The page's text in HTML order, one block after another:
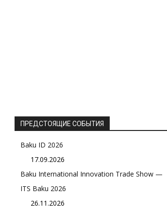
ПРЕДСТОЯЩИЕ СОБЫТИЯ
Baku ID 2026
17.09.2026
Baku International Innovation Trade Show —
ITS Baku 2026
26.11.2026